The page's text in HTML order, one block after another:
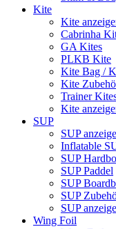
Kite
Kite
Cabrinha
GA Kites
PLKB Kite
Kite Bag /
Kite
Trainer
Kite
SUP
SUP
Inflatable
SUP
SUP Paddel
SUP
SUP
SUP
Wing Foil